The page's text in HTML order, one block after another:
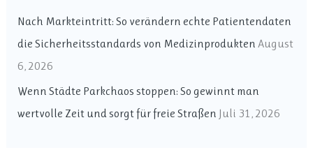
n
a
c
h
:
Nach Markteintritt: So verändern echte Patientendaten
die Sicherheitsstandards von Medizinprodukten August
6, 2026
Wenn Städte Parkchaos stoppen: So gewinnt man
wertvolle Zeit und sorgt für freie Straßen Juli 31, 2026